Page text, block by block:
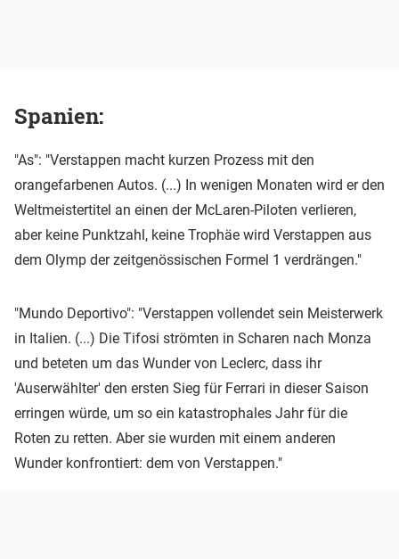
Spanien:
"As": "Verstappen macht kurzen Prozess mit den
orangefarbenen Autos. (...) In wenigen Monaten wird er den
Weltmeistertitel an einen der McLaren-Piloten verlieren,
aber keine Punktzahl, keine Trophäe wird Verstappen aus
dem Olymp der zeitgenössischen Formel 1 verdrängen."
"Mundo Deportivo": "Verstappen vollendet sein Meisterwerk
in Italien. (...) Die Tifosi strömten in Scharen nach Monza
und beteten um das Wunder von Leclerc, dass ihr
'Auserwählter' den ersten Sieg für Ferrari in dieser Saison
erringen würde, um so ein katastrophales Jahr für die
Roten zu retten. Aber sie wurden mit einem anderen
Wunder konfrontiert: dem von Verstappen."